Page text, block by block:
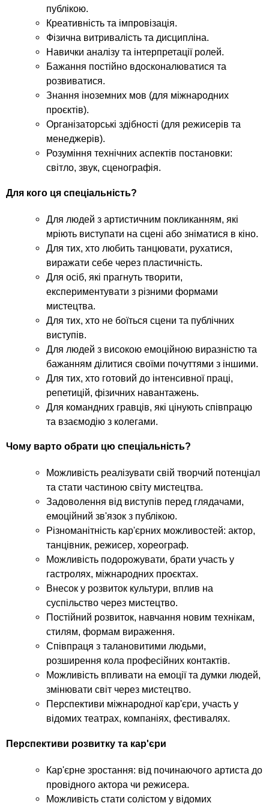
публікою.
Креативність та імпровізація.
Фізична витривалість та дисципліна.
Навички аналізу та інтерпретації ролей.
Бажання постійно вдосконалюватися та
розвиватися.
Знання іноземних мов (для міжнародних
проєктів).
Організаторські здібності (для режисерів та
менеджерів).
Розуміння технічних аспектів постановки:
світло, звук, сценографія.
Для кого ця спеціальність?
Для людей з артистичним покликанням, які
мріють виступати на сцені або зніматися в кіно.
Для тих, хто любить танцювати, рухатися,
виражати себе через пластичність.
Для осіб, які прагнуть творити,
експериментувати з різними формами
мистецтва.
Для тих, хто не боїться сцени та публічних
виступів.
Для людей з високою емоційною виразністю та
бажанням ділитися своїми почуттями з іншими.
Для тих, хто готовий до інтенсивної праці,
репетицій, фізичних навантажень.
Для командних гравців, які цінують співпрацю
та взаємодію з колегами.
Чому варто обрати цю спеціальність?
Можливість реалізувати свій творчий потенціал
та стати частиною світу мистецтва.
Задоволення від виступів перед глядачами,
емоційний зв'язок з публікою.
Різноманітність кар'єрних можливостей: актор,
танцівник, режисер, хореограф.
Можливість подорожувати, брати участь у
гастролях, міжнародних проєктах.
Внесок у розвиток культури, вплив на
суспільство через мистецтво.
Постійний розвиток, навчання новим технікам,
стилям, формам вираження.
Співпраця з талановитими людьми,
розширення кола професійних контактів.
Можливість впливати на емоції та думки людей,
змінювати світ через мистецтво.
Перспективи міжнародної кар'єри, участь у
відомих театрах, компаніях, фестивалях.
Перспективи розвитку та кар'єри
Кар'єрне зростання: від починаючого артиста до
провідного актора чи режисера.
Можливість стати солістом у відомих